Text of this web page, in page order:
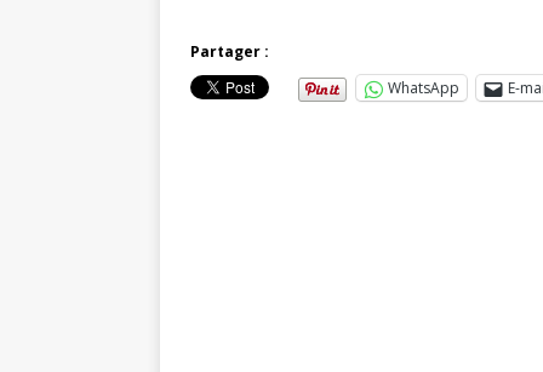
Partager :
WhatsApp
E-